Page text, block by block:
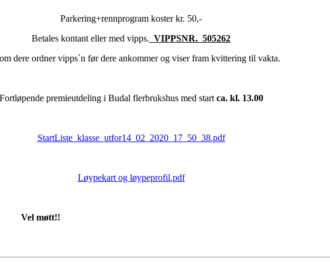
Parkering+rennprogram koster kr. 50,-
Betales kontant eller med vipps. VIPPSNR. 505262
dere ordner vipps`n før dere ankommer og viser fram kvittering til vakta.
premieutdeling i Budal flerbrukshus med start ca. kl. 13.00
StartListe_klasse_utfor14_02_2020_17_50_38.pdf
Løypekart og løypeprofil.pdf
Vel møtt!!